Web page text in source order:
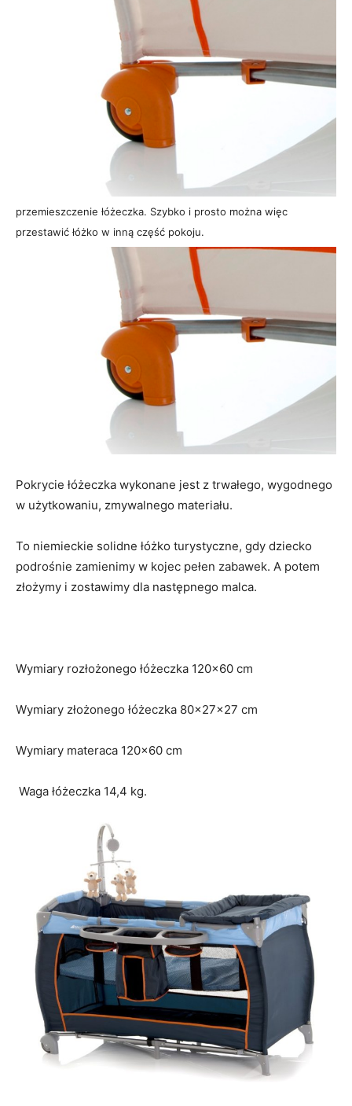
przemieszczenie łóżeczka. Szybko i prosto można więc
przestawić łóżko w inną część pokoju.
Pokrycie łóżeczka wykonane jest z trwałego, wygodnego
w użytkowaniu, zmywalnego materiału.
To niemieckie solidne łóżko turystyczne, gdy dziecko
podrośnie zamienimy w kojec pełen zabawek. A potem
złożymy i zostawimy dla następnego malca.
Wymiary rozłożonego łóżeczka 120×60 cm
Wymiary złożonego łóżeczka 80x27x27 cm
Wymiary materaca 120×60 cm
Waga łóżeczka 14,4 kg.